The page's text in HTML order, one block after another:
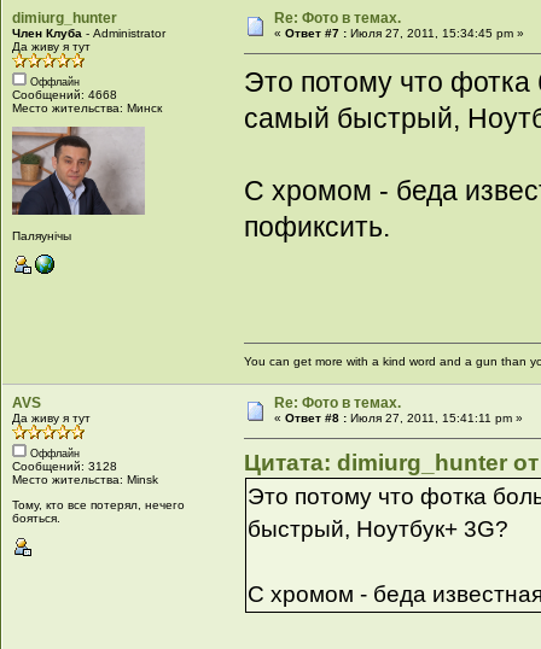
dimiurg_hunter
Член Клуба - Administrator
Да живу я тут
Оффлайн
Сообщений: 4668
Место жительства: Минск
Паляунiчы
Re: Фото в темах.
«Ответ #7 : Июля 27, 2011, 15:34:45 pm »
Это потому что
самый быстрый,
C хромом - беда
пофиксить.
You can get more with a kind word and a gun than
AVS
Да живу я тут
Оффлайн
Сообщений: 3128
Место жительства: Minsk
Тому, кто все потерял, нечего
бояться.
Re: Фото в темах.
«Ответ #8 : Июля 27, 2011, 15:41:11 pm »
Цитата: dimiurg_hunter
Это потому что фотка
быстрый, Ноутбук+ 3G?
C хромом - беда